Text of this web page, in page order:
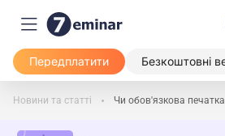
Передплатити Безкоштовні
Новини та статті Чи обов'язкова